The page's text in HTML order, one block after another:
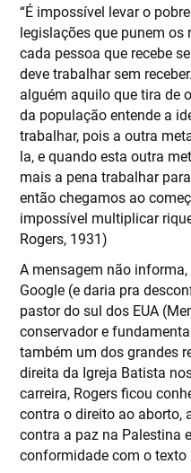
“É impossível levar o
legislações que punem os
cada pessoa que recebe
deve trabalhar sem
alguém aquilo que tira de
da população entende a
trabalhar, pois a outra
la, e quando esta outra
mais a pena trabalhar
então chegamos ao
impossível multiplicar
Rogers, 1931)
A mensagem não
Google (e daria pra
pastor do sul dos EUA
conservador e
também um dos grandes
direita da Igreja Batista
carreira, Rogers ficou
contra o direito ao aborto,
contra a paz na Palestina
conformidade com o texto